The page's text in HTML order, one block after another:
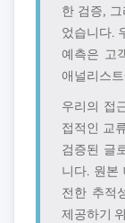
한 검증,
었습니다.
예측은 고
애널리스
우리의 접
접적인 교
검증된 글
니다. 원본
전한 추적
제공하기